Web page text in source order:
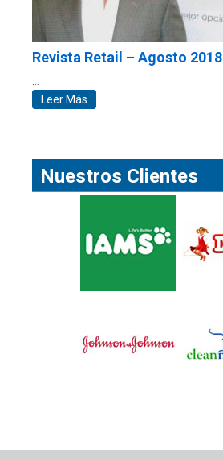
Revista Retail – Agosto 2018
…
Leer Más
Nuestros Clientes